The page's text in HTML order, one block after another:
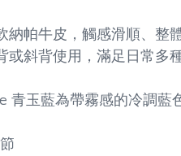
納帕牛皮，觸感滑順、整
或斜背使用，滿足日常多
青玉藍為帶霧感的冷調藍